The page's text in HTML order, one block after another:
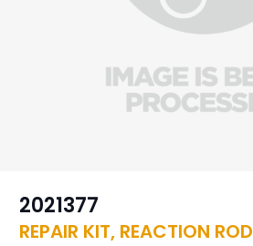
2021377
REPAIR KIT, REACTION ROD